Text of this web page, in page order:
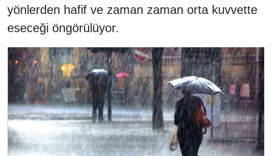
yönlerden hafif ve zaman zaman orta kuvvette
eseceği öngörülüyor.